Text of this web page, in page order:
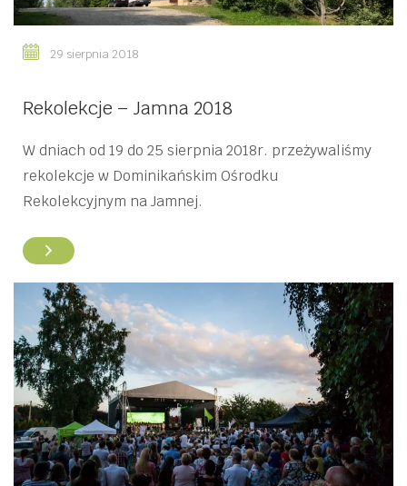
29 sierpnia 2018
Rekolekcje – Jamna 2018
W dniach od 19 do 25 sierpnia 2018r. przeżywaliśmy
rekolekcje w Dominikańskim Ośrodku
Rekolekcyjnym na Jamnej.